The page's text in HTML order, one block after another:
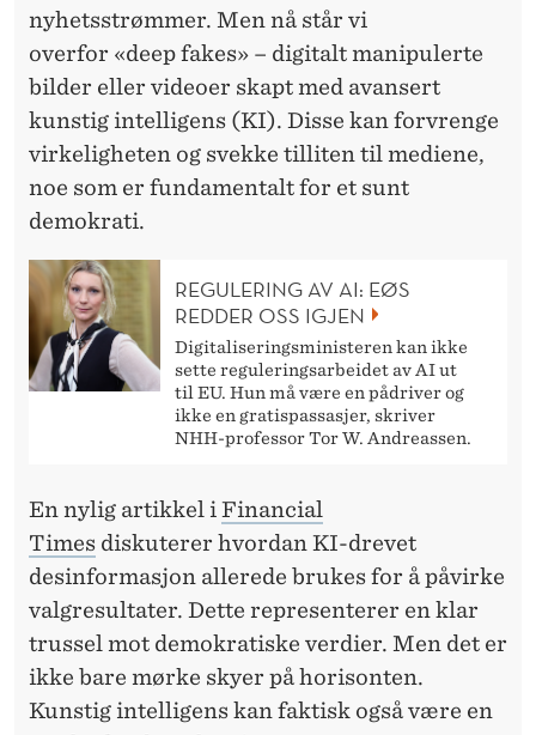
nyhetsstrømmer. Men nå står vi
overfor «deep fakes» – digitalt manipulerte
bilder eller videoer skapt med avansert
kunstig intelligens (KI). Disse kan forvrenge
virkeligheten og svekke tilliten til mediene,
noe som er fundamentalt for et sunt
demokrati.
REGULERING AV AI: EØS
REDDER OSS IGJEN
Digitaliseringsministeren kan ikke
sette reguleringsarbeidet av AI ut
til EU. Hun må være en pådriver og
ikke en gratispassasjer, skriver
NHH-professor Tor W. Andreassen.
En nylig artikkel i Financial
Times diskuterer hvordan KI-drevet
desinformasjon allerede brukes for å påvirke
valgresultater. Dette representerer en klar
trussel mot demokratiske verdier. Men det er
ikke bare mørke skyer på horisonten.
Kunstig intelligens kan faktisk også være en